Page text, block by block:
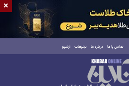
تماس با ما درباره ما تبلیغات آرشیو
×